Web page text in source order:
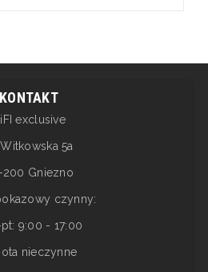
KONTAKT
exclusive
5a
200 Gniezno
czynny:
9:00 - 17:00
nieczynne